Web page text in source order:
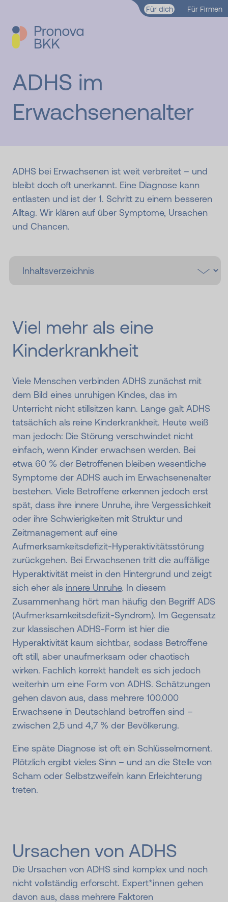
Zum Hauptinhalt springen
Für dich Für Firmen
ADHS im
Erwachsenen­alter
ADHS bei Erwachsenen ist weit verbreitet – und
bleibt doch oft unerkannt. Eine Diagnose kann
entlasten und ist der 1. Schritt zu einem besseren
Alltag. Wir klären auf über Symptome, Ursachen
und Chancen.
Viel mehr als eine
Kinder­krankheit
Viele Menschen verbinden ADHS zunächst mit
dem Bild eines unruhigen Kindes, das im
Unterricht nicht stillsitzen kann. Lange galt ADHS
tatsächlich als reine Kinderkrankheit. Heute weiß
man jedoch: Die Störung verschwindet nicht
einfach, wenn Kinder erwachsen werden. Bei
etwa 60 % der Betroffenen bleiben wesentliche
Symptome der ADHS auch im Erwachsenenalter
bestehen. Viele Betroffene erkennen jedoch erst
spät, dass ihre innere Unruhe, ihre Vergesslichkeit
oder ihre Schwierigkeiten mit Struktur und
Zeitmanagement auf eine
Aufmerksamkeitsdefizit-Hyperaktivitätsstörung
zurückgehen. Bei Erwachsenen tritt die auffällige
Hyperaktivität meist in den Hintergrund und zeigt
sich eher als innere Unruhe. In diesem
Zusammenhang hört man häufig den Begriff ADS
(Aufmerksamkeitsdefizit-Syndrom). Im Gegensatz
zur klassischen ADHS-Form ist hier die
Hyperaktivität kaum sichtbar, sodass Betroffene
oft still, aber unaufmerksam oder chaotisch
wirken. Fachlich korrekt handelt es sich jedoch
weiterhin um eine Form von ADHS. Schätzungen
gehen davon aus, dass mehrere 100.000
Erwachsene in Deutschland betroffen sind –
zwischen 2,5 und 4,7 % der Bevölkerung.
Eine späte Diagnose ist oft ein Schlüsselmoment.
Plötzlich ergibt vieles Sinn – und an die Stelle von
Scham oder Selbstzweifeln kann Erleichterung
treten.
Ursachen von ADHS
Die Ursachen von ADHS sind komplex und noch
nicht vollständig erforscht. Expert*innen gehen
davon aus, dass mehrere Faktoren